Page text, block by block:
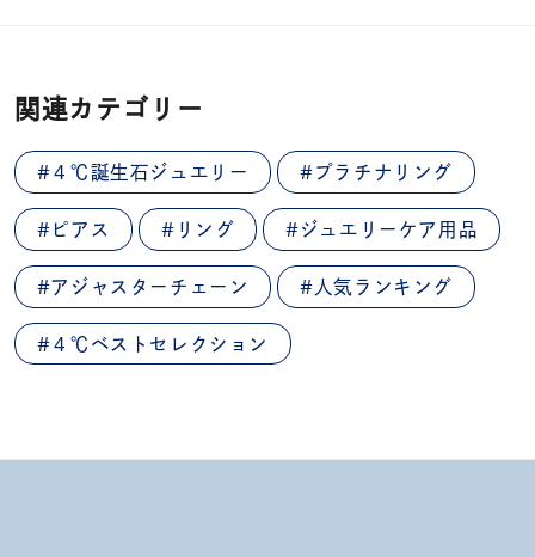
関連カテゴリー
#４℃誕生石ジュエリー #プラチナリング
#ピアス #リング #ジュエリーケア用品
#アジャスターチェーン #人気ランキング
#４℃ベストセレクション